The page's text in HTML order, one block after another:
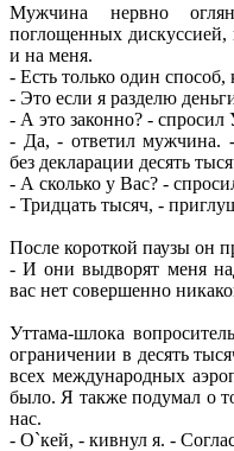
Мужчина нервно
поглощенных
и на меня.
- Есть только один способ,
- Это если я разделю
- А это законно? - спросил
- Да, - ответил мужчина.
без декларации десять
- А сколько у Вас? -
- Тридцать тысяч, -
После короткой паузы он
- И они выдворят меня
вас нет совершенно
Уттама-шлока
ограничении в десять
всех международных
было. Я также подумал о
нас.
- О`кей, - кивнул я. -